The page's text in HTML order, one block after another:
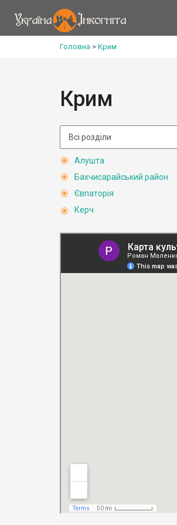
Головна > Крим
Крим
Алушта
Бахчисарайський район
Євпаторія
Керч